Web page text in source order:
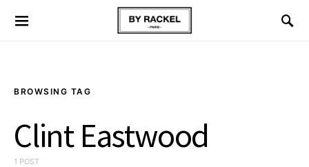
BROWSING TAG
Clint Eastwood
1 POST